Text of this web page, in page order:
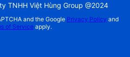
TNHH Việt Hùng Group @2024
and the Google Privacy Policy and
of Serviceapply.